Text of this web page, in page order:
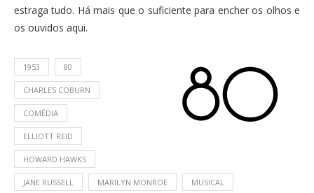
estraga tudo. Há mais que o suficiente para encher os olhos e
os ouvidos aqui.
1953 80
CHARLES COBURN
COMÉDIA
ELLIOTT REID
HOWARD HAWKS
JANE RUSSELL MARILYN MONROE MUSICAL